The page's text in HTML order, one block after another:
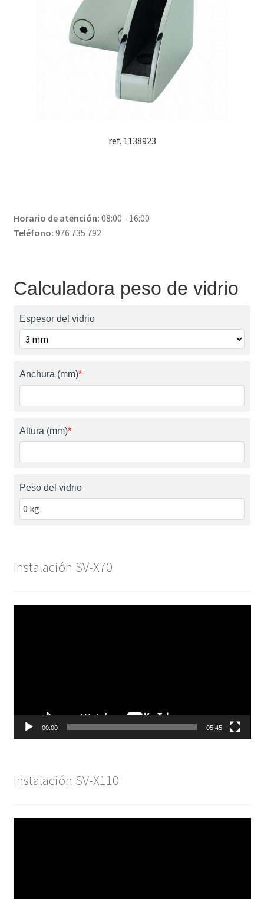
ref. 1138923
Horario de atención: 08:00 - 16:00
Teléfono: 976 735 792
Calculadora peso de vidrio
Espesor del vidrio
Anchura (mm)*
Altura (mm)*
Peso del vidrio
Instalación SV-X70
00:00 05:45
Instalación SV-X110